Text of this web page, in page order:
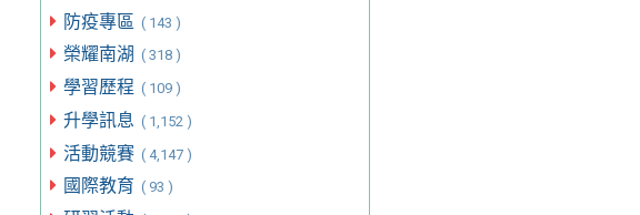
防疫專區 ( 143 )
榮耀南湖 ( 318 )
學習歷程 ( 109 )
升學訊息 ( 1,152 )
活動競賽 ( 4,147 )
國際教育 ( 93 )